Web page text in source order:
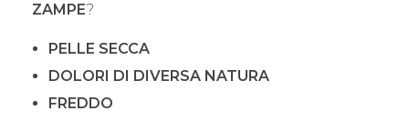
ZAMPE?
PELLE SECCA
DOLORI DI DIVERSA NATURA
FREDDO